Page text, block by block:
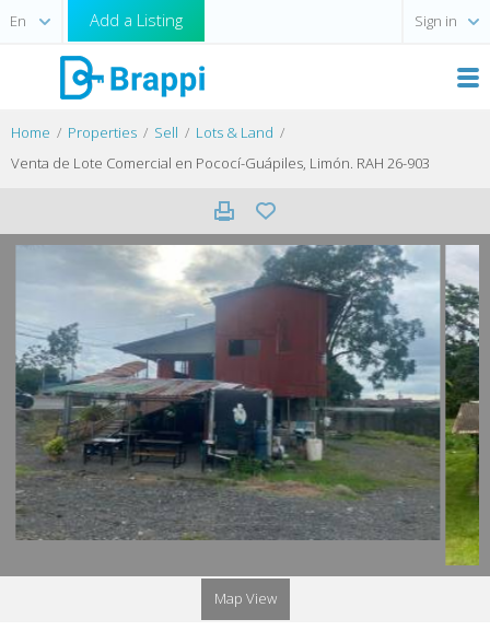
Add a Listing Sign in
Home Properties Sell
Lots & Land
Venta de Lote Comercial en Pococí-Guápiles, Limón. RAH 26-903
Map View